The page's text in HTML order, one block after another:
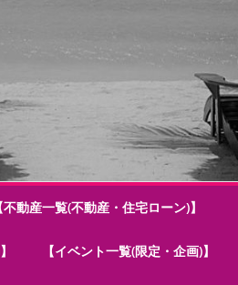
不動産一覧(不動産・住宅ローン)】
【イベント一覧(限定・企画)】